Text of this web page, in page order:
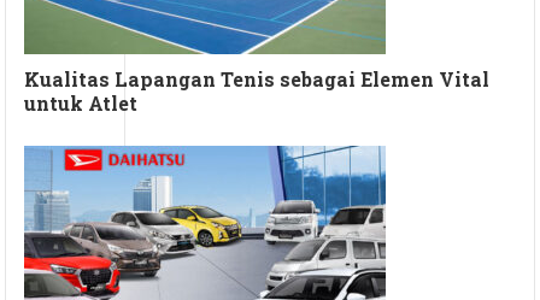
Kualitas Lapangan Tenis sebagai Elemen Vital
untuk Atlet